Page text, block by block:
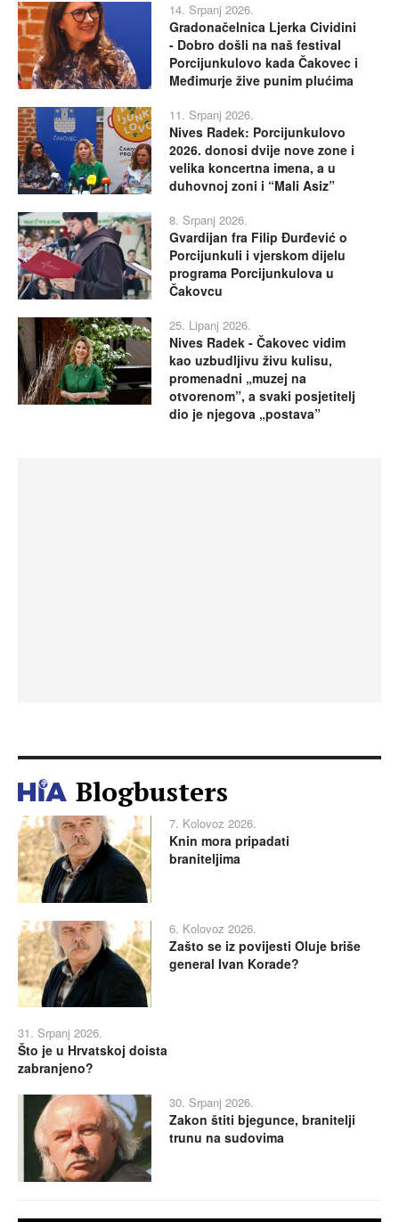
14. Srpanj 2026.
Gradonačelnica Ljerka Cividini
- Dobro došli na naš festival
Porcijunkulovo kada Čakovec i
Međimurje žive punim plućima
11. Srpanj 2026.
Nives Radek: Porcijunkulovo
2026. donosi dvije nove zone i
velika koncertna imena, a u
duhovnoj zoni i “Mali Asiz”
8. Srpanj 2026.
Gvardijan fra Filip Đurđević o
Porcijunkuli i vjerskom dijelu
programa Porcijunkulova u
Čakovcu
25. Lipanj 2026.
Nives Radek - Čakovec vidim
kao uzbudljivu živu kulisu,
promenadni „muzej na
otvorenom”, a svaki posjetitelj
dio je njegova „postava”
Blogbusters
7. Kolovoz 2026.
Knin mora pripadati
braniteljima
6. Kolovoz 2026.
Zašto se iz povijesti Oluje briše
general Ivan Korade?
31. Srpanj 2026.
Što je u Hrvatskoj doista
zabranjeno?
30. Srpanj 2026.
Zakon štiti bjegunce, branitelji
trunu na sudovima